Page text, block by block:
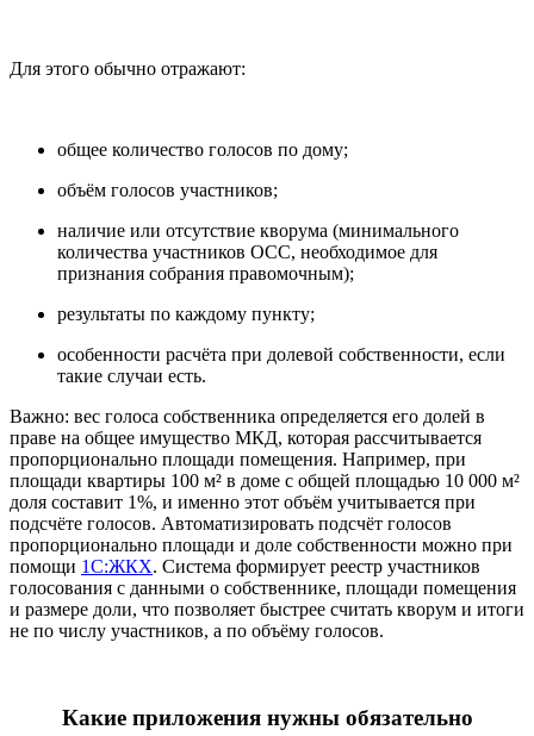
Для этого обычно отражают:
общее количество голосов по дому;
объём голосов участников;
наличие или отсутствие кворума (минимального
количества участников ОСС, необходимое для
признания собрания правомочным);
результаты по каждому пункту;
особенности расчёта при долевой собственности, если
такие случаи есть.
Важно: вес голоса собственника определяется его долей в
праве на общее имущество МКД, которая рассчитывается
пропорционально площади помещения. Например, при
площади квартиры 100 м² в доме с общей площадью 10 000 м²
доля составит 1%, и именно этот объём учитывается при
подсчёте голосов. Автоматизировать подсчёт голосов
пропорционально площади и доле собственности можно при
помощи 1С:ЖКХ. Система формирует реестр участников
голосования с данными о собственнике, площади помещения
и размере доли, что позволяет быстрее считать кворум и итоги
не по числу участников, а по объёму голосов.
Какие приложения нужны обязательно